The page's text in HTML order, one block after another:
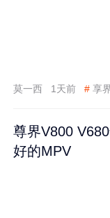
莫一西 1天前 # 享
尊界V800
好的MPV